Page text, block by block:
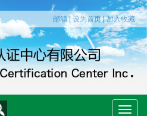
邮箱 |设为首页 |加入收藏
Toggle